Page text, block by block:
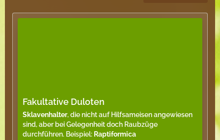
Fakultative Duloten
Sklavenhalter, die nicht auf Hilfsameisen angewiesen
sind, aber bei Gelegenheit doch Raubzüge
durchführen. Beispiel: Raptiformica